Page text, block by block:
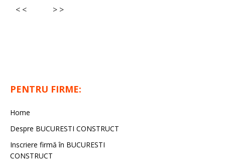
< <
> >
PENTRU FIRME:
Home
Despre BUCURESTI CONSTRUCT
Inscriere firmă în BUCURESTI
CONSTRUCT